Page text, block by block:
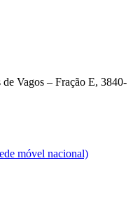
Vagos – Fração E, 3840-
móvel nacional)